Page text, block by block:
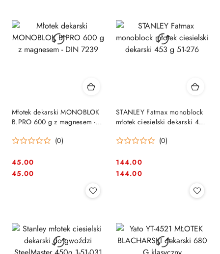
Młotek dekarski MONOBLOK
B.PRO 600 g z magnesem -
(0)
Cena:
45.00
Cena:
45.00
STANLEY Fatmax monoblock
młotek ciesielski dekarski 453
(0)
Cena:
144.00
Cena:
144.00